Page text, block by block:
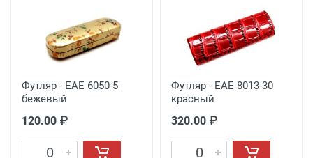
Футляр - EAE 6050-5
бежевый
120.00 ₽
Футляр - EAE 8013-30
красный
320.00 ₽